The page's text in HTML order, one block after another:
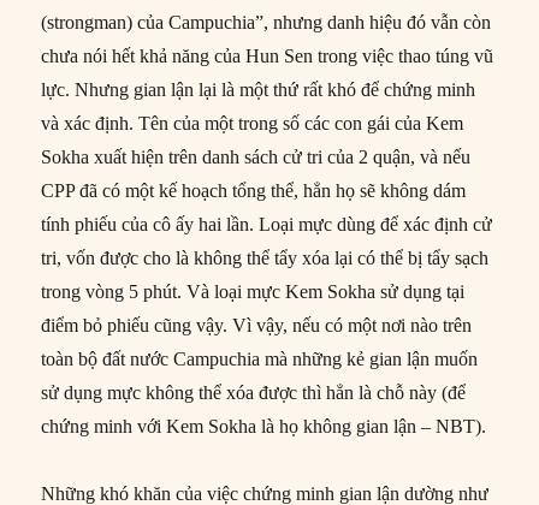
(strongman) của Campuchia”, nhưng danh hiệu đó vẫn còn
chưa nói hết khả năng của Hun Sen trong việc thao túng vũ
lực. Nhưng gian lận lại là một thứ rất khó để chứng minh
và xác định. Tên của một trong số các con gái của Kem
Sokha xuất hiện trên danh sách cử tri của 2 quận, và nếu
CPP đã có một kế hoạch tổng thể, hẳn họ sẽ không dám
tính phiếu của cô ấy hai lần. Loại mực dùng để xác định cử
tri, vốn được cho là không thể tẩy xóa lại có thể bị tẩy sạch
trong vòng 5 phút. Và loại mực Kem Sokha sử dụng tại
điểm bỏ phiếu cũng vậy. Vì vậy, nếu có một nơi nào trên
toàn bộ đất nước Campuchia mà những kẻ gian lận muốn
sử dụng mực không thể xóa được thì hẳn là chỗ này (để
chứng minh với Kem Sokha là họ không gian lận – NBT).
Những khó khăn của việc chứng minh gian lận dường như